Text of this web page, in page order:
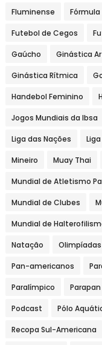
Fluminense Fórmula
Futebol de Cegos
Gaúcho Ginástica
Ginástica Rítmica
Handebol Feminino
Jogos Mundiais da Ibsa
Liga das Nações
Mineiro Muay Thai
Mundial de Atletismo
Mundial de Clubes
Mundial de
Natação Olimpíadas
Pan-americanos
Paralímpico Parapan
Podcast Pólo
Recopa Sul-Americana